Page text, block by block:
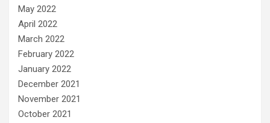
May 2022
April 2022
March 2022
February 2022
January 2022
December 2021
November 2021
October 2021